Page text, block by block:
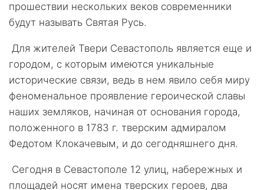
прошествии нескольких веков современники
будут называть Святая Русь.
Для жителей Твери Севастополь является еще и
городом, с которым имеются уникальные
исторические связи, ведь в нем явило себя миру
феноменальное проявление героической славы
наших земляков, начиная от основания города,
положенного в 1783 г. тверским адмиралом
Федотом Клокачевым, и до сегодняшнего дня.
Сегодня в Севастополе 12 улиц, набережных и
площадей носят имена тверских героев, два